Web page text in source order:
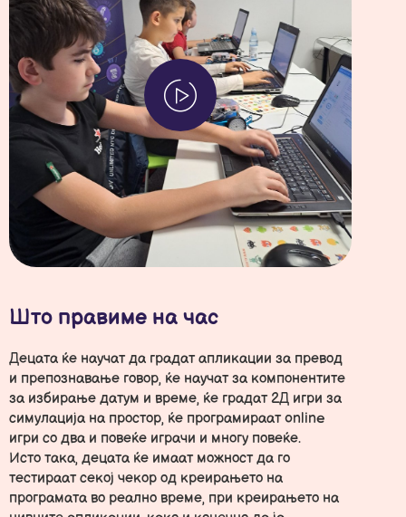
Што правиме на час
Децата ќе научат да градат апликации за превод
и препознавање говор, ќе научат за компонентите
за избирање датум и време, ќе градат 2Д игри за
симулација на простор, ќе програмираат online
игри со два и повеќе играчи и многу повеќе.
Исто така, децата ќе имаат можност да го
тестираат секој чекор од креирањето на
програмата во реално време, при креирањето на